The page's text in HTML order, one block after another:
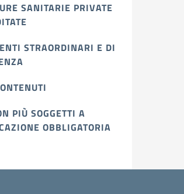
SANITARIE PRIVATE
STRAORDINARI E DI
PIÙ SOGGETTI A
OBBLIGATORIA